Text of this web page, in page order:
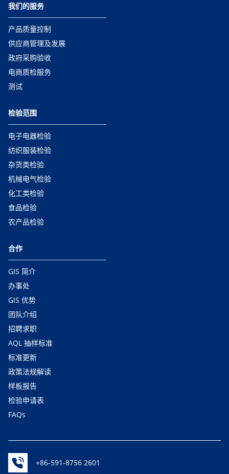
我们的服务
产品质量控制
供应商管理及发展
政府采购验收
电商质检服务
测试
检验范围
电子电器检验
纺织服装检验
杂货类检验
机械电气检验
化工类检验
食品检验
农产品检验
合作
GIS 简介
办事处
GIS 优势
团队介绍
招聘求职
AQL 抽样标准
标准更新
政策法规解读
样板报告
检验申请表
FAQs
+86-591-8756 2601